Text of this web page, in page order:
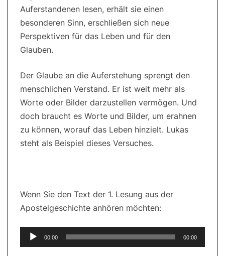
Auferstandenen lesen, erhält sie einen
besonderen Sinn, erschließen sich neue
Perspektiven für das Leben und für den
Glauben.
Der Glaube an die Auferstehung sprengt den
menschlichen Verstand. Er ist weit mehr als
Worte oder Bilder darzustellen vermögen. Und
doch braucht es Worte und Bilder, um erahnen
zu können, worauf das Leben hinzielt. Lukas
steht als Beispiel dieses Versuches.
Wenn Sie den Text der 1. Lesung aus der
Apostelgeschichte anhören möchten:
Audio-
Player
00:00 00:00